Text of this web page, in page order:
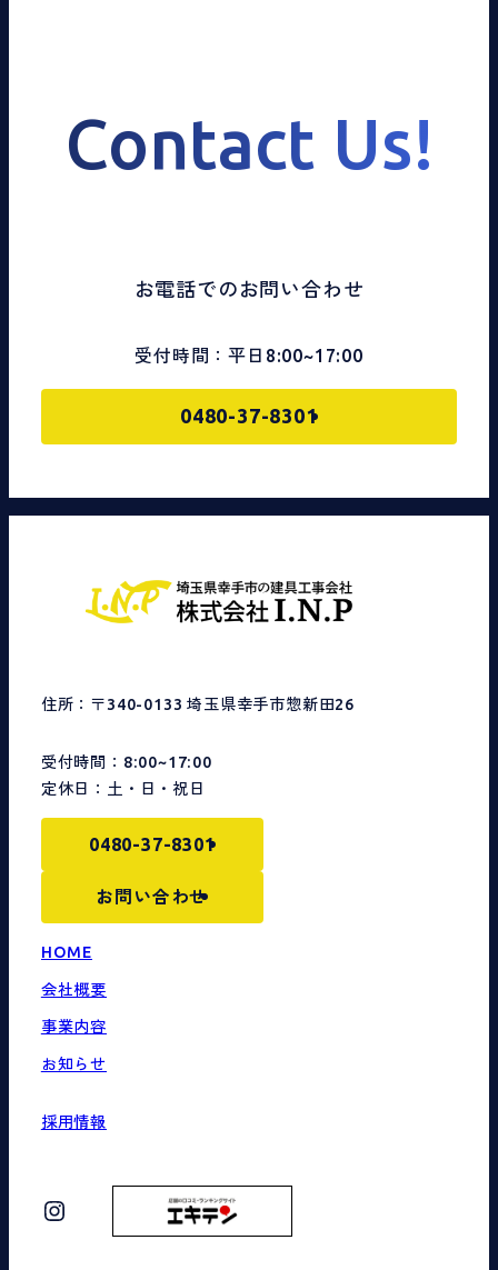
Contact Us!
お電話でのお問い合わせ
受付時間：平日8:00~17:00
0480-37-8301
住所：〒340-0133 埼玉県幸手市惣新田26
受付時間：8:00~17:00
定休日：土・日・祝日
0480-37-8301
お問い合わせ
HOME
会社概要
事業内容
お知らせ
採用情報
Instagram